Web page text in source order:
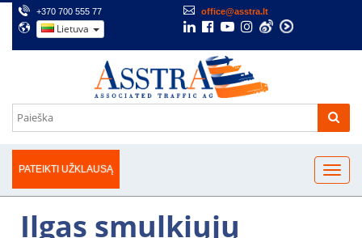
+370 700 555 77 office@asstra.lt
Lietuva
PATEIKTI UŽKLAUSĄ
Ilgas smulkiųjų